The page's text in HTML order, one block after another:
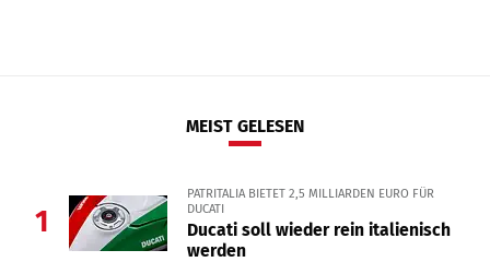
MEIST GELESEN
1
PATRITALIA BIETET 2,5 MILLIARDEN EURO FÜR
DUCATI
Ducati soll wieder rein italienisch
werden